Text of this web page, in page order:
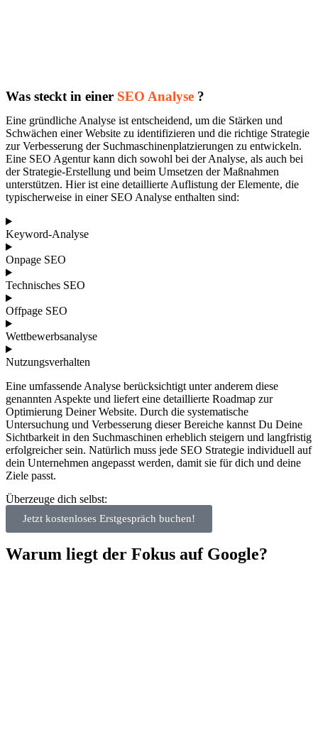
Was steckt in einer SEO Analyse ?
Eine gründliche Analyse ist entscheidend, um die Stärken und
Schwächen einer Website zu identifizieren und die richtige Strategie
zur Verbesserung der Suchmaschinenplatzierungen zu entwickeln.
Eine SEO Agentur kann dich sowohl bei der Analyse, als auch bei
der Strategie-Erstellung und beim Umsetzen der Maßnahmen
unterstützen. Hier ist eine detaillierte Auflistung der Elemente, die
typischerweise in einer SEO Analyse enthalten sind:
Keyword-Analyse
Onpage SEO
Technisches SEO
Offpage SEO
Wettbewerbsanalyse
Nutzungsverhalten
Eine umfassende Analyse berücksichtigt unter anderem diese
genannten Aspekte und liefert eine detaillierte Roadmap zur
Optimierung Deiner Website. Durch die systematische
Untersuchung und Verbesserung dieser Bereiche kannst Du Deine
Sichtbarkeit in den Suchmaschinen erheblich steigern und langfristig
erfolgreicher sein. Natürlich muss jede SEO Strategie individuell auf
dein Unternehmen angepasst werden, damit sie für dich und deine
Ziele passt.
Überzeuge dich selbst:
Jetzt kostenloses Erstgespräch buchen!
Warum liegt der Fokus auf Google?